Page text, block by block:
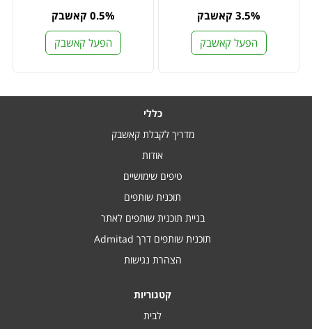
3.5% קאשבק
הפעל קאשבק
0.5% קאשבק
הפעל קאשבק
כללי
מדריך לקבלת קאשבק
אודות
טיפים שימושיים
תוכנית שותפים
בניית תוכנית שותפים לאתר
תוכנית שותפים דרך Admitad
הצהרת נגישות
קטגוריות
לבית